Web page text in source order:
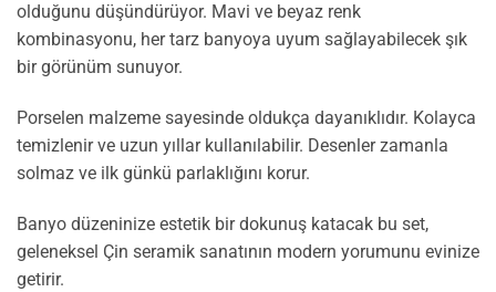
olduğunu düşündürüyor. Mavi ve beyaz renk
kombinasyonu, her tarz banyoya uyum sağlayabilecek şık
bir görünüm sunuyor.
Porselen malzeme sayesinde oldukça dayanıklıdır. Kolayca
temizlenir ve uzun yıllar kullanılabilir. Desenler zamanla
solmaz ve ilk günkü parlaklığını korur.
Banyo düzeninize estetik bir dokunuş katacak bu set,
geleneksel Çin seramik sanatının modern yorumunu evinize
getirir.